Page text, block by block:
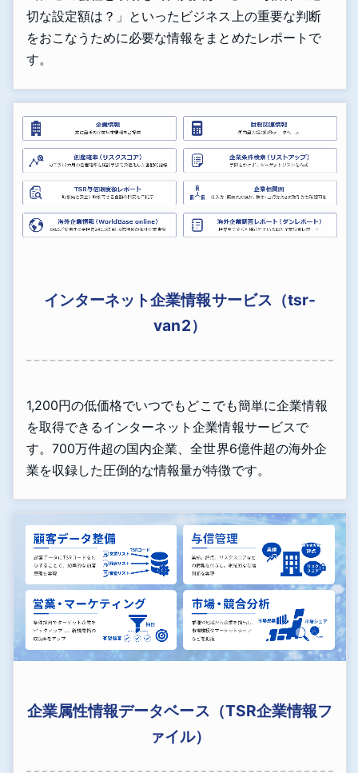
切な設定額は？」といったビジネス上の重要な判断
をおこなうために必要な情報をまとめたレポートで
す。
インターネット企業情報サービス（tsr-
van2）
1,200円の低価格でいつでもどこでも簡単に企業情報
を取得できるインターネット企業情報サービスで
す。700万件超の国内企業、全世界6億件超の海外企
業を収録した圧倒的な情報量が特徴です。
企業属性情報データベース（TSR企業情報フ
ァイル）